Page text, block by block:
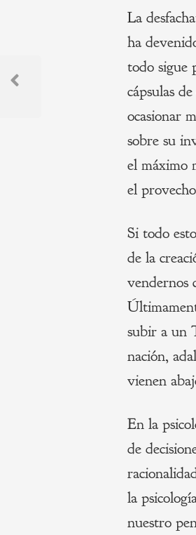
La
ha
todo sigue
cápsulas
ocasionar
sobre su
el máximo
el
Si todo
de la
vendernos
subir a un
nación,
vienen
En la
de
la
nuestro
Navegación